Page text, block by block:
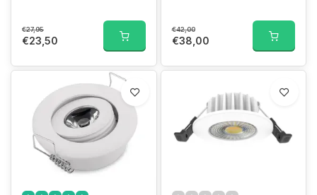
€27,95
€23,50
€42,00
€38,00